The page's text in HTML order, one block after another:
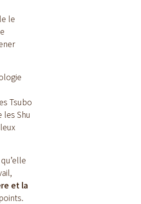
le
Tsubo
Shu
et la